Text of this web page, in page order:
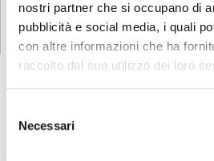
nostri partner che si occupano di
pubblicità e social media, i quali
con altre informazioni che ha
raccolto dal suo utilizzo dei loro
delNecessari